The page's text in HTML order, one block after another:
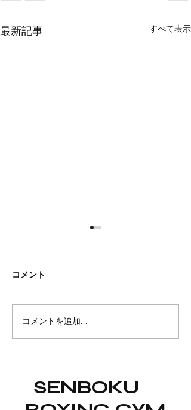
最新記事 すべて表示
コメント
コメントを追加…
SENBOKU